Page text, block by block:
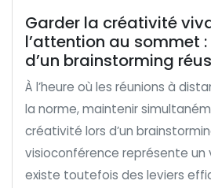
Garder la créativité
l’attention au sommet
d’un brainstorming
À l’heure où les réunions à
la norme, maintenir
créativité lors d’un
visioconférence représente un
existe toutefois des leviers